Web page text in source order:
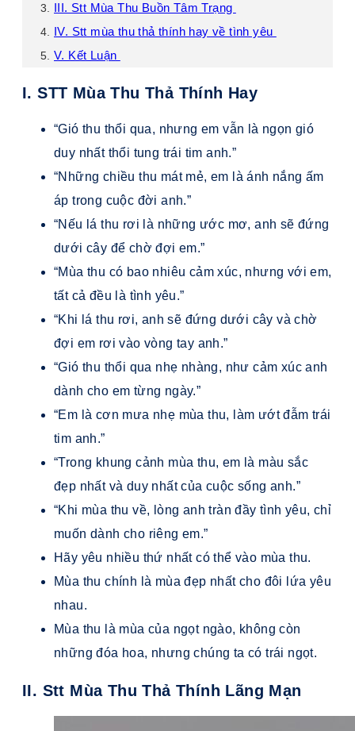
III. Stt Mùa Thu Buồn Tâm Trạng
IV. Stt mùa thu thả thính hay về tình yêu
V. Kết Luận
I. STT Mùa Thu Thả Thính Hay
“Gió thu thổi qua, nhưng em vẫn là ngọn gió
duy nhất thổi tung trái tim anh.”
“Những chiều thu mát mẻ, em là ánh nắng ấm
áp trong cuộc đời anh.”
“Nếu lá thu rơi là những ước mơ, anh sẽ đứng
dưới cây để chờ đợi em.”
“Mùa thu có bao nhiêu cảm xúc, nhưng với em,
tất cả đều là tình yêu.”
“Khi lá thu rơi, anh sẽ đứng dưới cây và chờ
đợi em rơi vào vòng tay anh.”
“Gió thu thổi qua nhẹ nhàng, như cảm xúc anh
dành cho em từng ngày.”
“Em là cơn mưa nhẹ mùa thu, làm ướt đẫm trái
tim anh.”
“Trong khung cảnh mùa thu, em là màu sắc
đẹp nhất và duy nhất của cuộc sống anh.”
“Khi mùa thu về, lòng anh tràn đầy tình yêu, chỉ
muốn dành cho riêng em.”
Hãy yêu nhiều thứ nhất có thể vào mùa thu.
Mùa thu chính là mùa đẹp nhất cho đôi lứa yêu
nhau.
Mùa thu là mùa của ngọt ngào, không còn
những đóa hoa, nhưng chúng ta có trái ngọt.
II. Stt Mùa Thu Thả Thính Lãng Mạn